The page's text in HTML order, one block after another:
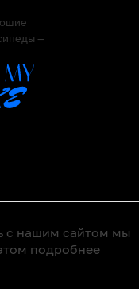
—
с нашим сайтом мы
подробнее